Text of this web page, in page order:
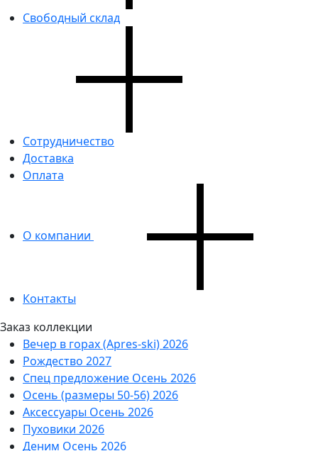
Свободный склад
Сотрудничество
Доставка
Оплата
О компании
Контакты
Заказ коллекции
Вечер в горах (Apres-ski) 2026
Рождество 2027
Спец предложение Осень 2026
Осень (размеры 50-56) 2026
Аксессуары Осень 2026
Пуховики 2026
Деним Осень 2026